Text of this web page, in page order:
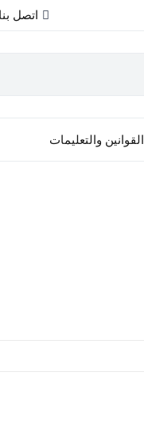
اتصل بنا
القوانين والتعليمات